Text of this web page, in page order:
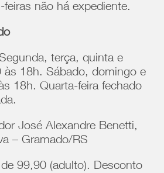
não há expediente.
terça, quinta e
às 18h. Sábado, domingo e
18h. Quarta-feira fechado
José Alexandre Benetti,
– Gramado/RS
99,90 (adulto). Desconto